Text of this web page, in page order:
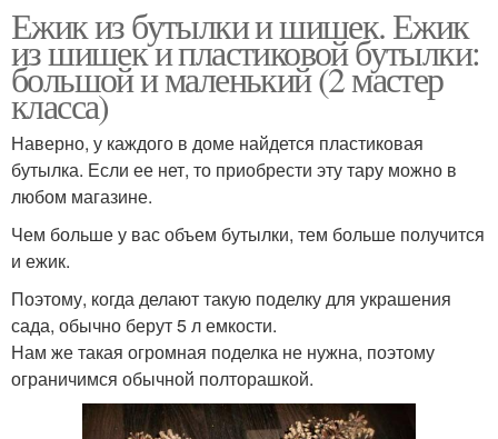
Ежик из бутылки и шишек. Ежик
из шишек и пластиковой бутылки:
большой и маленький (2 мастер
класса)
Наверно, у каждого в доме найдется пластиковая
бутылка. Если ее нет, то приобрести эту тару можно в
любом магазине.
Чем больше у вас объем бутылки, тем больше получится
и ежик.
Поэтому, когда делают такую поделку для украшения
сада, обычно берут 5 л емкости.
Нам же такая огромная поделка не нужна, поэтому
ограничимся обычной полторашкой.